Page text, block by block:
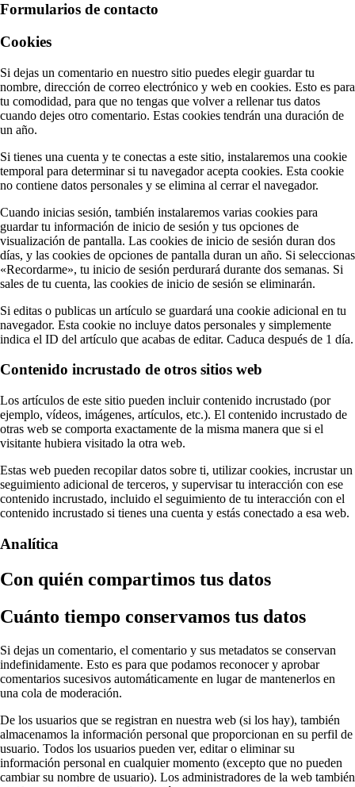
Formularios de contacto
Cookies
Si dejas un comentario en nuestro sitio puedes elegir guardar tu
nombre, dirección de correo electrónico y web en cookies. Esto es para
tu comodidad, para que no tengas que volver a rellenar tus datos
cuando dejes otro comentario. Estas cookies tendrán una duración de
un año.
Si tienes una cuenta y te conectas a este sitio, instalaremos una cookie
temporal para determinar si tu navegador acepta cookies. Esta cookie
no contiene datos personales y se elimina al cerrar el navegador.
Cuando inicias sesión, también instalaremos varias cookies para
guardar tu información de inicio de sesión y tus opciones de
visualización de pantalla. Las cookies de inicio de sesión duran dos
días, y las cookies de opciones de pantalla duran un año. Si seleccionas
«Recordarme», tu inicio de sesión perdurará durante dos semanas. Si
sales de tu cuenta, las cookies de inicio de sesión se eliminarán.
Si editas o publicas un artículo se guardará una cookie adicional en tu
navegador. Esta cookie no incluye datos personales y simplemente
indica el ID del artículo que acabas de editar. Caduca después de 1 día.
Contenido incrustado de otros sitios web
Los artículos de este sitio pueden incluir contenido incrustado (por
ejemplo, vídeos, imágenes, artículos, etc.). El contenido incrustado de
otras web se comporta exactamente de la misma manera que si el
visitante hubiera visitado la otra web.
Estas web pueden recopilar datos sobre ti, utilizar cookies, incrustar un
seguimiento adicional de terceros, y supervisar tu interacción con ese
contenido incrustado, incluido el seguimiento de tu interacción con el
contenido incrustado si tienes una cuenta y estás conectado a esa web.
Analítica
Con quién compartimos tus datos
Cuánto tiempo conservamos tus datos
Si dejas un comentario, el comentario y sus metadatos se conservan
indefinidamente. Esto es para que podamos reconocer y aprobar
comentarios sucesivos automáticamente en lugar de mantenerlos en
una cola de moderación.
De los usuarios que se registran en nuestra web (si los hay), también
almacenamos la información personal que proporcionan en su perfil de
usuario. Todos los usuarios pueden ver, editar o eliminar su
información personal en cualquier momento (excepto que no pueden
cambiar su nombre de usuario). Los administradores de la web también